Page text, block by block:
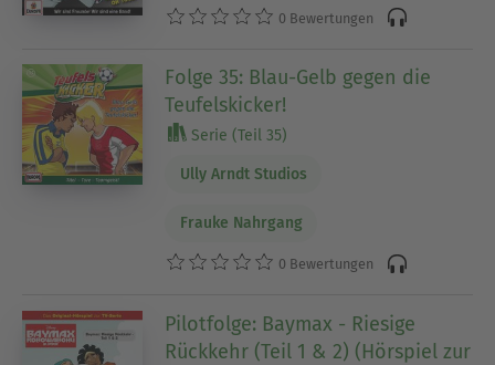
0 Bewertungen
Folge 35: Blau-Gelb gegen die
Teufelskicker!
Serie (Teil 35)
Ully Arndt Studios
Frauke Nahrgang
0 Bewertungen
Pilotfolge: Baymax - Riesige
Rückkehr (Teil 1 & 2) (Hörspiel zur